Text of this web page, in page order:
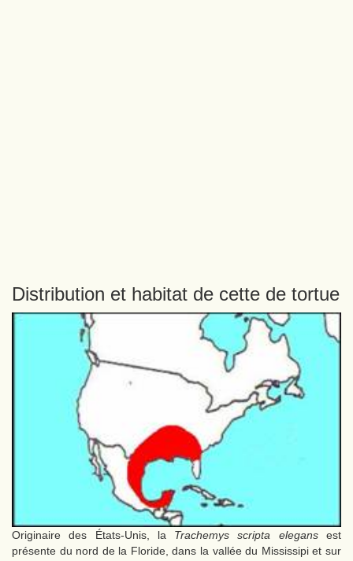
Distribution et habitat de cette de tortue
Originaire des États-Unis, la Trachemys scripta elegansest
présente du nord de la Floride, dans la vallée du Mississipi et sur